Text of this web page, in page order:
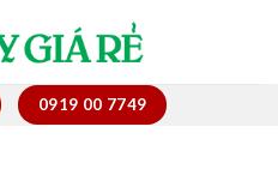
0919 00 7749